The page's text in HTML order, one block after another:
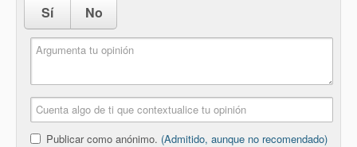
Sí No
Publicar como anónimo. (Admitido, aunque no recomendado)